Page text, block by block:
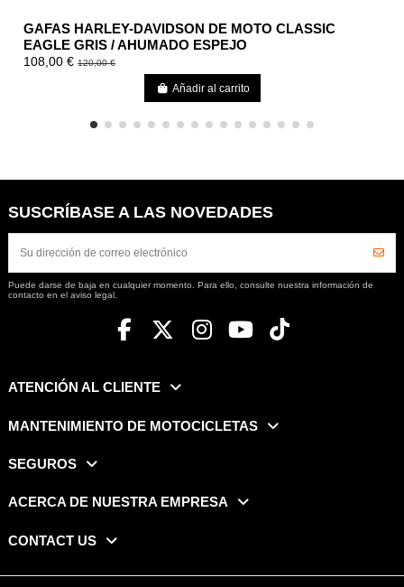
GAFAS HARLEY-DAVIDSON DE MOTO CLASSIC
EAGLE GRIS / AHUMADO ESPEJO
108,00 €120,00 €
Añadir al carrito
SUSCRÍBASE A LAS NOVEDADES
Puede darse de baja en cualquier momento. Para ello, consulte nuestra información de
contacto en el aviso legal.
ATENCIÓN AL CLIENTE
MANTENIMIENTO DE MOTOCICLETAS
SEGUROS
ACERCA DE NUESTRA EMPRESA
CONTACT US